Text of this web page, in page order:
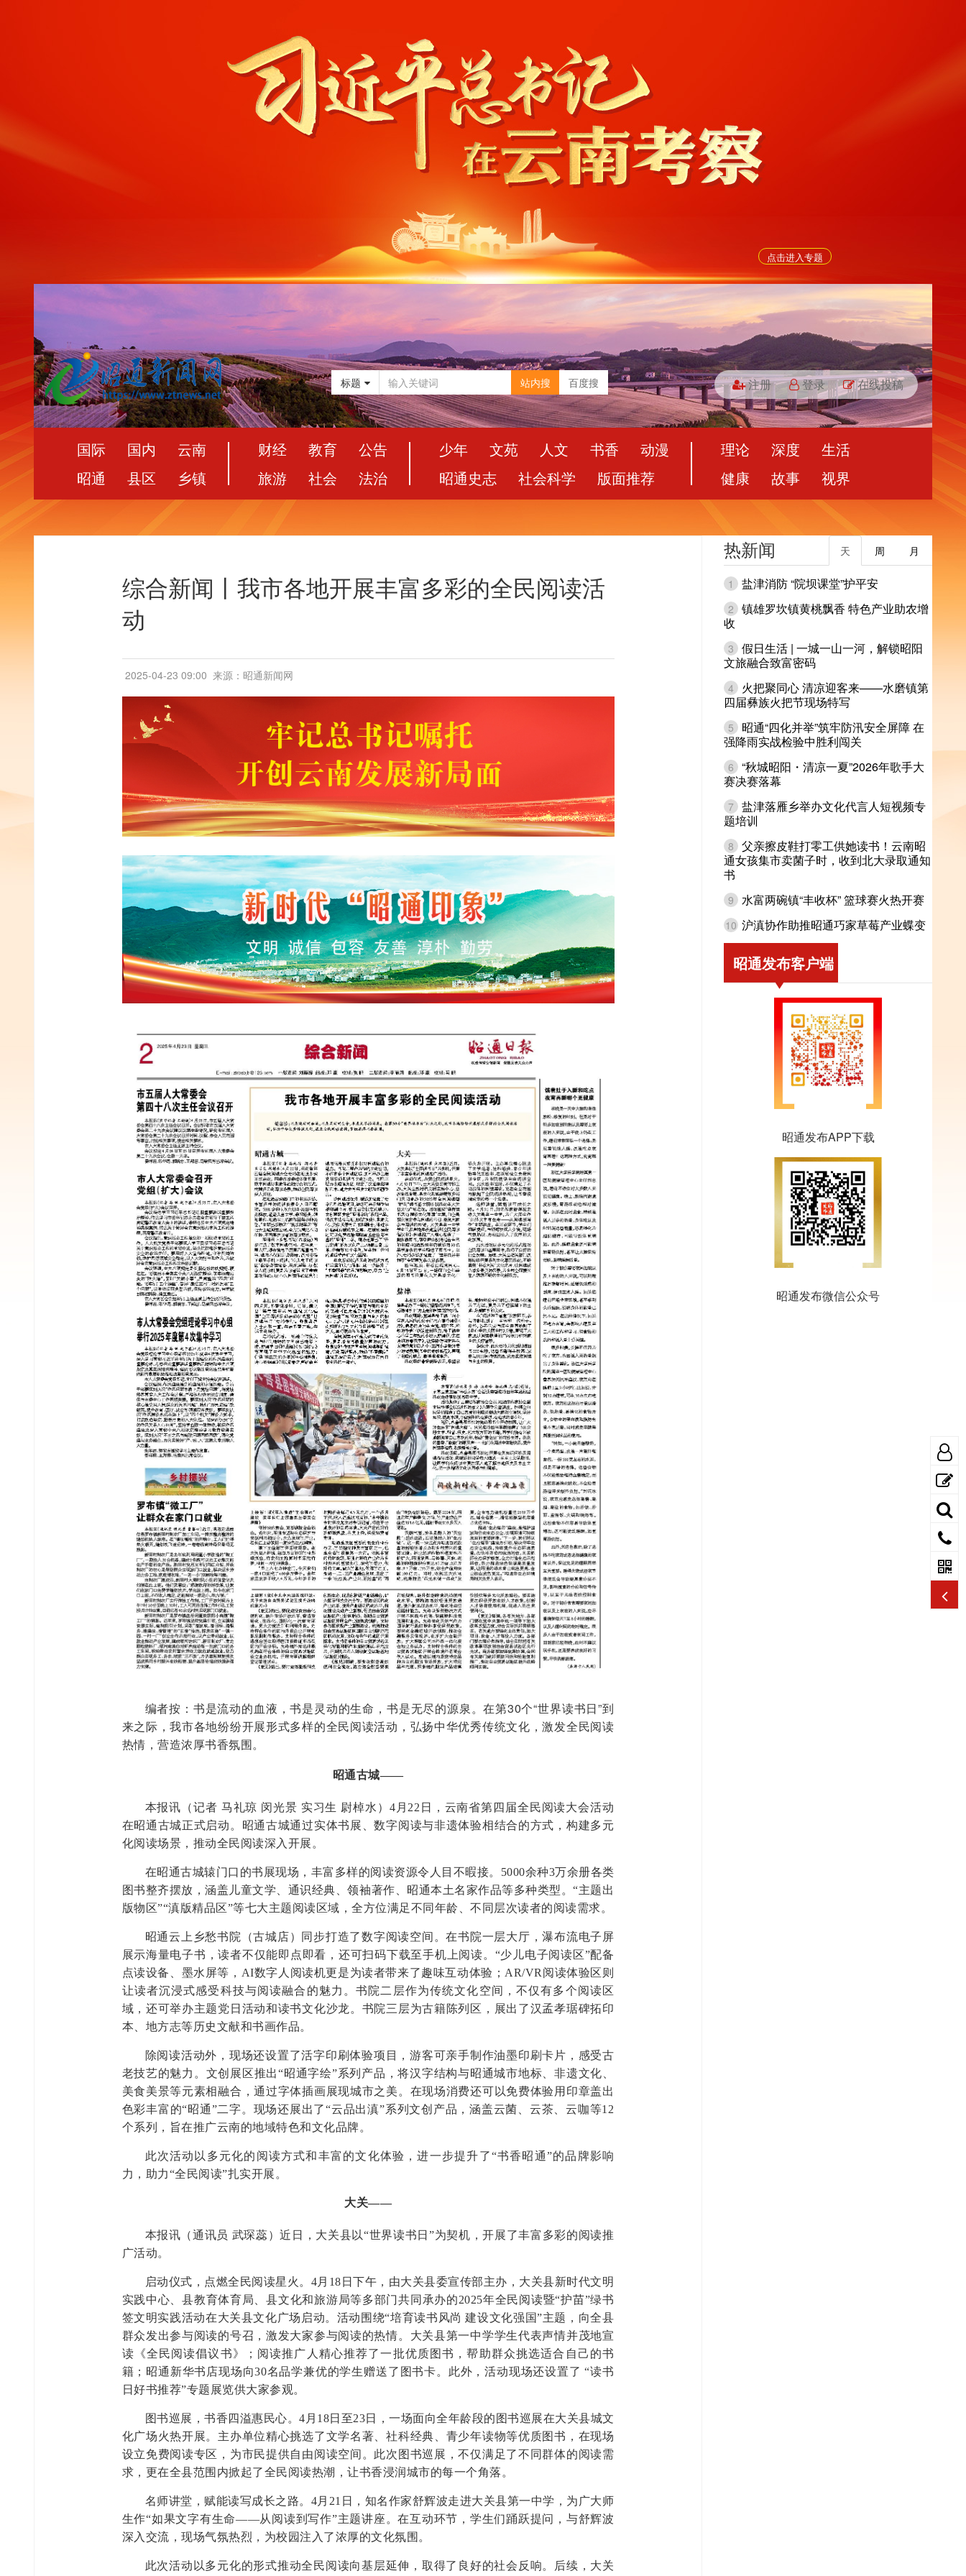
点击进入专题
标题 站内搜 百度搜 注册 登录 在线投稿
国际 国内
云南
昭通
县区 乡镇
财经 教育
公告
旅游
社会 法治
少年 文苑 人文 书香
动漫
昭通史志
社会科学 版面推荐
理论 深度
生活
健康
故事 视界
综合新闻丨我市各地开展丰富多彩的全民阅读活
动
2025-04-23 09:00 来源：昭通新闻网
编者按：书是流动的血液，书是灵动的生命，书是无尽的源泉。在第30个“世界读书日”到
来之际，我市各地纷纷开展形式多样的全民阅读活动，弘扬中华优秀传统文化，激发全民阅读
热情，营造浓厚书香氛围。
昭通古城——
本报讯（记者 马礼琼 闵光景 实习生 尉棹水）4月22日，云南省第四届全民阅读大会活动
在昭通古城正式启动。昭通古城通过实体书展、数字阅读与非遗体验相结合的方式，构建多元
化阅读场景，推动全民阅读深入开展。
在昭通古城辕门口的书展现场，丰富多样的阅读资源令人目不暇接。5000余种3万余册各类
图书整齐摆放，涵盖儿童文学、通识经典、领袖著作、昭通本土名家作品等多种类型。“主题出
版物区”“滇版精品区”等七大主题阅读区域，全方位满足不同年龄、不同层次读者的阅读需求。
昭通云上乡愁书院（古城店）同步打造了数字阅读空间。在书院一层大厅，瀑布流电子屏
展示海量电子书，读者不仅能即点即看，还可扫码下载至手机上阅读。“少儿电子阅读区”配备
点读设备、墨水屏等，AI数字人阅读机更是为读者带来了趣味互动体验；AR/VR阅读体验区则
让读者沉浸式感受科技与阅读融合的魅力。书院二层作为传统文化空间，不仅有多个阅读区
域，还可举办主题党日活动和读书文化沙龙。书院三层为古籍陈列区，展出了汉孟孝琚碑拓印
本、地方志等历史文献和书画作品。
除阅读活动外，现场还设置了活字印刷体验项目，游客可亲手制作油墨印刷卡片，感受古
老技艺的魅力。文创展区推出“昭通字绘”系列产品，将汉字结构与昭通城市地标、非遗文化、
美食美景等元素相融合，通过字体插画展现城市之美。在现场消费还可以免费体验用印章盖出
色彩丰富的“昭通”二字。现场还展出了“云品出滇”系列文创产品，涵盖云菌、云茶、云咖等12
个系列，旨在推广云南的地域特色和文化品牌。
此次活动以多元化的阅读方式和丰富的文化体验，进一步提升了“书香昭通”的品牌影响
力，助力“全民阅读”扎实开展。
大关——
本报讯（通讯员 武琛蕊）近日，大关县以“世界读书日”为契机，开展了丰富多彩的阅读推
广活动。
启动仪式，点燃全民阅读星火。4月18日下午，由大关县委宣传部主办，大关县新时代文明
实践中心、县教育体育局、县文化和旅游局等多部门共同承办的2025年全民阅读暨“护苗”绿书
签文明实践活动在大关县文化广场启动。活动围绕“培育读书风尚 建设文化强国”主题，向全县
群众发出参与阅读的号召，激发大家参与阅读的热情。大关县第一中学学生代表声情并茂地宣
读《全民阅读倡议书》；阅读推广人精心推荐了一批优质图书，帮助群众挑选适合自己的书
籍；昭通新华书店现场向30名品学兼优的学生赠送了图书卡。此外，活动现场还设置了 “读书
日好书推荐”专题展览供大家参观。
图书巡展，书香四溢惠民心。4月18日至23日，一场面向全年龄段的图书巡展在大关县城文
化广场火热开展。主办单位精心挑选了文学名著、社科经典、青少年读物等优质图书，在现场
设立免费阅读专区，为市民提供自由阅读空间。此次图书巡展，不仅满足了不同群体的阅读需
求，更在全县范围内掀起了全民阅读热潮，让书香浸润城市的每一个角落。
名师讲堂，赋能读写成长之路。4月21日，知名作家舒辉波走进大关县第一中学，为广大师
生作“如果文字有生命——从阅读到写作”主题讲座。在互动环节，学生们踊跃提问，与舒辉波
深入交流，现场气氛热烈，为校园注入了浓厚的文化氛围。
此次活动以多元化的形式推动全民阅读向基层延伸，取得了良好的社会反响。后续，大关
热新闻 月
周
天
1 盐津消防 “院坝课堂”护平安
2 镇雄罗坎镇黄桃飘香 特色产业助农增
收
3 假日生活 | 一城一山一河，解锁昭阳
文旅融合致富密码
4
火把聚同心 清凉迎客来——水磨镇第
四届彝族火把节现场特写
5
昭通“四化并举”筑牢防汛安全屏障 在
强降雨实战检验中胜利闯关
6 “秋城昭阳・清凉一夏”2026年歌手大
赛决赛落幕
7 盐津落雁乡举办文化代言人短视频专
题培训
8 父亲擦皮鞋打零工供她读书！云南昭
通女孩集市卖菌子时，收到北大录取通知
书
9 水富两碗镇“丰收杯” 篮球赛火热开赛
10 沪滇协作助推昭通巧家草莓产业蝶变
昭通发布客户端
昭通发布APP下载
昭通发布微信公众号